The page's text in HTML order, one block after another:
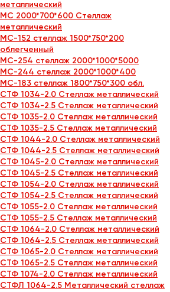
металлический
МС 2000*700*600 Стеллаж
металлический
МС-152 стеллаж 1500*750*200
облегченный
МС-254 стеллаж 2000*1000*5000
МС-244 стеллаж 2000*1000*400
МС-183 стеллаж 1800*750*300 обл.
СТФ 1034-2.0 Стеллаж металлический
СТФ 1034-2.5 Стеллаж металлический
СТФ 1035-2.0 Стеллаж металлический
СТФ 1035-2.5 Стеллаж металлический
СТФ 1044-2.0 Стеллаж металлический
СТФ 1044-2.5 Стеллаж металлический
СТФ 1045-2.0 Стеллаж металлический
СТФ 1045-2.5 Стеллаж металлический
СТФ 1054-2.0 Стеллаж металлический
СТФ 1054-2.5 Стеллаж металлический
СТФ 1055-2.0 Стеллаж металлический
СТФ 1055-2.5 Стеллаж металлический
СТФ 1064-2.0 Стеллаж металлический
СТФ 1064-2.5 Стеллаж металлический
СТФ 1065-2.0 Стеллаж металлический
СТФ 1065-2.5 Стеллаж металлический
СТФ 1074-2.0 Стеллаж металлический
СТФЛ 1064-2.5 Металлический стеллаж